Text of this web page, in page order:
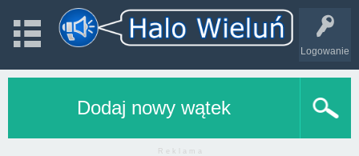
Logowanie
Dodaj nowy wątek
R e k l a m a